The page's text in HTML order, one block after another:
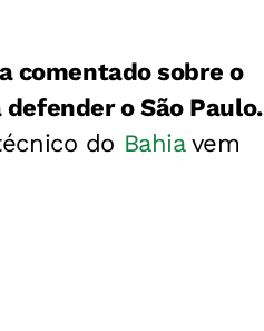
comentado sobre o
o São Paulo.
do Bahiavem